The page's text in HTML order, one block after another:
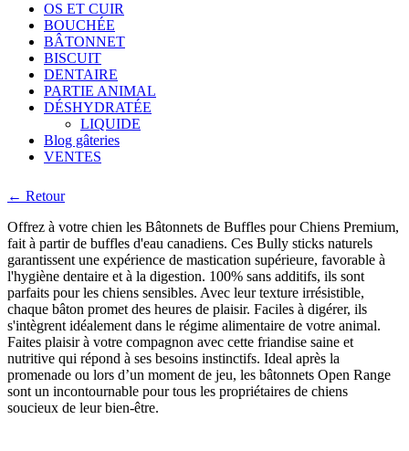
OS ET CUIR
BOUCHÉE
BÂTONNET
BISCUIT
DENTAIRE
PARTIE ANIMAL
DÉSHYDRATÉE
LIQUIDE
Blog gâteries
VENTES
← Retour
Offrez à votre chien les Bâtonnets de Buffles pour Chiens Premium,
fait à partir de buffles d'eau canadiens. Ces Bully sticks naturels
garantissent une expérience de mastication supérieure, favorable à
l'hygiène dentaire et à la digestion. 100% sans additifs, ils sont
parfaits pour les chiens sensibles. Avec leur texture irrésistible,
chaque bâton promet des heures de plaisir. Faciles à digérer, ils
s'intègrent idéalement dans le régime alimentaire de votre animal.
Faites plaisir à votre compagnon avec cette friandise saine et
nutritive qui répond à ses besoins instinctifs. Ideal après la
promenade ou lors d’un moment de jeu, les bâtonnets Open Range
sont un incontournable pour tous les propriétaires de chiens
soucieux de leur bien-être.